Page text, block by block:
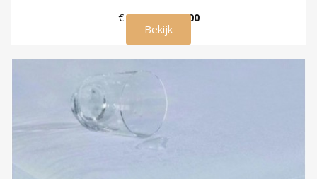
€ 109,00 € 79,00
Bekijk